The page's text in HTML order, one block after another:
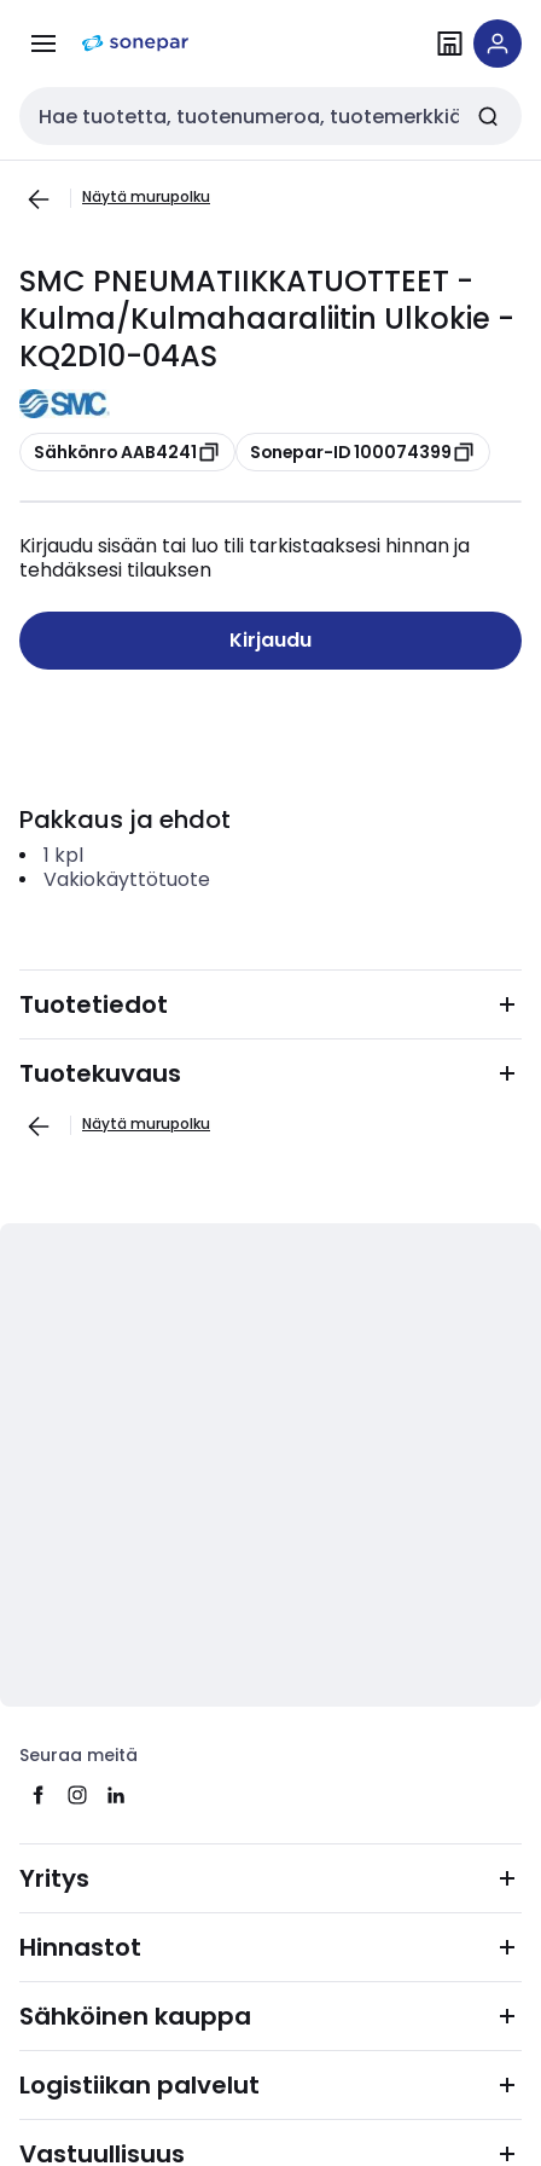
navigointiinsisältöön
Haku
Näytä murupolku
SMC PNEUMATIIKKATUOTTEET -
Kulma/Kulmahaaraliitin Ulkokie -
KQ2D10-04AS
Kopioi
Sähkönro AAB4241 Kopioi
Sonepar-ID 100074399
Kirjaudu sisään tai luo tili tarkistaaksesi hinnan ja
tehdäksesi tilauksen
Kirjaudu
Pakkaus ja ehdot
1 kpl
Vakiokäyttötuote
Tuotetiedot
Tuotekuvaus
Näytä murupolku
Seuraa meitä
Yritys
Hinnastot
Sähköinen kauppa
Logistiikan palvelut
Vastuullisuus